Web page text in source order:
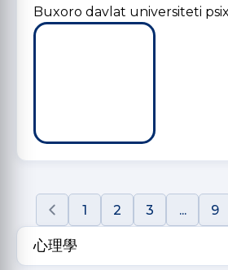
Buxoro davlat universiteti
1 2 3 ... 9
心理學